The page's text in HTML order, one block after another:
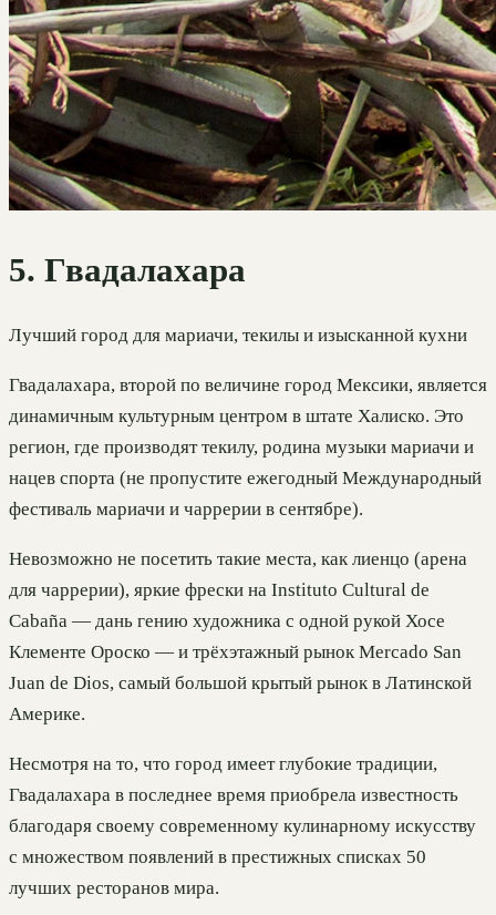
5. Гвадалахара
Лучший город для мариачи, текилы и изысканной кухни
Гвадалахара, второй по величине город Мексики, является
динамичным культурным центром в штате Халиско. Это
регион, где производят текилу, родина музыки мариачи и
нацев спорта (не пропустите ежегодный Международный
фестиваль мариачи и чаррерии в сентябре).
Невозможно не посетить такие места, как лиенцо (арена
для чаррерии), яркие фрески на Instituto Cultural de
Cabaña — дань гению художника с одной рукой Хосе
Клементе Ороско — и трёхэтажный рынок Mercado San
Juan de Dios, самый большой крытый рынок в Латинской
Америке.
Несмотря на то, что город имеет глубокие традиции,
Гвадалахара в последнее время приобрела известность
благодаря своему современному кулинарному искусству
с множеством появлений в престижных списках 50
лучших ресторанов мира.